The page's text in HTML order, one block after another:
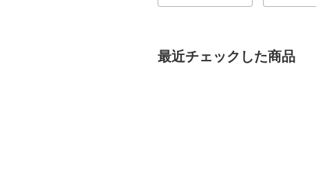
最近チェックした商品